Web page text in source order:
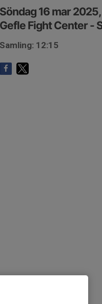
Söndag 16 mar
Gefle Fight Center -
Samling: 12:15